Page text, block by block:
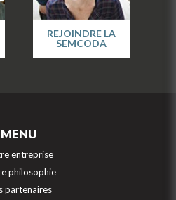
REJOINDRE LA
SEMCODA
MENU
entreprise
philosophie
partenaires